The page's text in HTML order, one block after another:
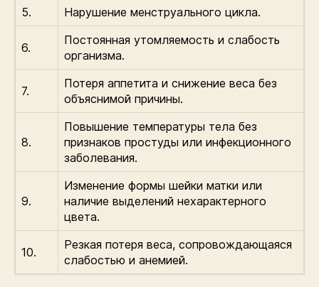
5.
Нарушение менструального цикла.
6.
Постоянная утомляемость и слабость
организма.
7.
Потеря аппетита и снижение веса без
объяснимой причины.
8.
Повышение температуры тела без
признаков простуды или инфекционного
заболевания.
9.
Изменение формы шейки матки или
наличие выделений нехарактерного
цвета.
10.
Резкая потеря веса, сопровождающаяся
слабостью и анемией.